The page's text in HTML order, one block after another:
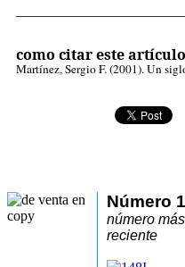
como citar este artículo
Martínez, Sergio F.(2001). Un
Número
número más
reciente